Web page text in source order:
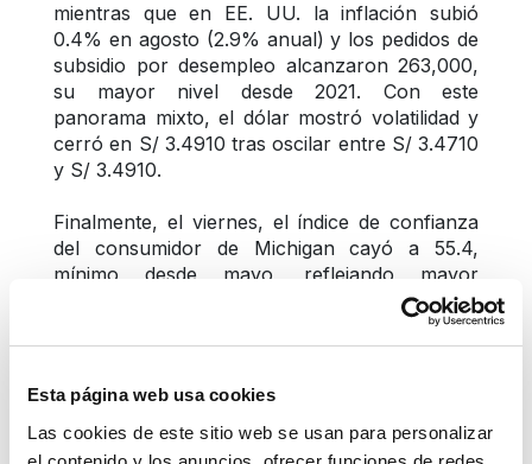
Esta página web usa cookies
Las cookies de este sitio web se usan para personalizar
mientras que en EE. UU. la inflación subió
0.4% en agosto (2.9% anual) y los pedidos de
subsidio por desempleo alcanzaron 263,000,
su mayor nivel desde 2021. Con este
panorama mixto, el dólar mostró volatilidad y
cerró en S/ 3.4910 tras oscilar entre S/ 3.4710
y S/ 3.4910.
Finalmente, el viernes, el índice de confianza
del consumidor de Michigan cayó a 55.4,
mínimo desde mayo, reflejando mayor
pesimismo en EE. UU. En Perú, el BCRP
recortó su tasa a 4.25% y el INEI reportó
menor superávit comercial. Con estos
cerró en S/ 3.4930 tras moverse entre S/
3.4920 y S/ 3.5050.